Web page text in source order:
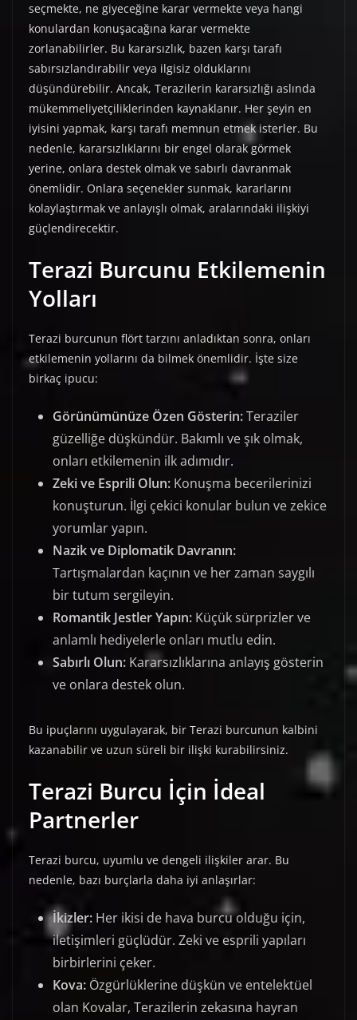
seçmekte, ne giyeceğine karar vermekte veya hangi
konulardan konuşacağına karar vermekte
zorlanabilirler. Bu kararsızlık, bazen karşı tarafı
sabırsızlandırabilir veya ilgisiz olduklarını
düşündürebilir. Ancak, Terazilerin kararsızlığı aslında
mükemmeliyetçiliklerinden kaynaklanır. Her şeyin en
iyisini yapmak, karşı tarafı memnun etmek isterler. Bu
nedenle, kararsızlıklarını bir engel olarak görmek
yerine, onlara destek olmak ve sabırlı davranmak
önemlidir. Onlara seçenekler sunmak, kararlarını
kolaylaştırmak ve anlayışlı olmak, aralarındaki ilişkiyi
güçlendirecektir.
Terazi Burcunu Etkilemenin
Yolları
Terazi burcunun flört tarzını anladıktan sonra, onları
etkilemenin yollarını da bilmek önemlidir. İşte size
birkaç ipucu:
Görünümünüze Özen Gösterin:Teraziler
güzelliğe düşkündür. Bakımlı ve şık olmak,
onları etkilemenin ilk adımıdır.
Zeki ve Esprili Olun: Konuşma becerilerinizi
konuşturun. İlgi çekici konular bulun ve zekice
yorumlar yapın.
Nazik ve Diplomatik Davranın:
Tartışmalardan kaçının ve her zaman saygılı
bir tutum sergileyin.
Romantik Jestler Yapın: Küçük sürprizler ve
anlamlı hediyelerle onları mutlu edin.
Sabırlı Olun: Kararsızlıklarına anlayış gösterin
ve onlara destek olun.
Bu ipuçlarını uygulayarak, bir Terazi burcunun kalbini
kazanabilir ve uzun süreli bir ilişki kurabilirsiniz.
Terazi Burcu İçin İdeal
Partnerler
Terazi burcu, uyumlu ve dengeli ilişkiler arar. Bu
nedenle, bazı burçlarla daha iyi anlaşırlar:
İkizler: Her ikisi de hava burcu olduğu için,
iletişimleri güçlüdür. Zeki ve esprili yapıları
birbirlerini çeker.
Kova: Özgürlüklerine düşkün ve entelektüel
olan Kovalar, Terazilerin zekasına hayran